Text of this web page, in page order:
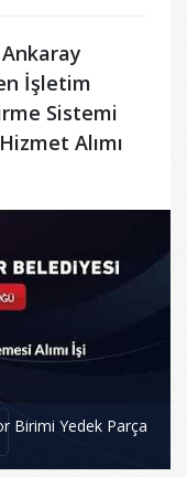
Ankaray
İşletim
Sistemi
Alımı
Birimi Yedek Parça